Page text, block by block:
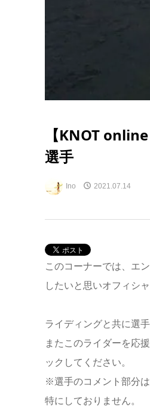
【KNOT
選手
Ino 2021.07.14
このコーナーでは、エ
したいと思いオフィシ
ライディングと共に選
またこのライダーを応
ックしてください。
※選手のコメント部分
特にしておりません。